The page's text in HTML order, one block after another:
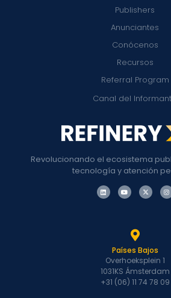
Revolucionando el ecosistema
tecnología y atención
Publishers
Anunciantes
Conócenos
Recursos
Referral Program
Canal del
Países Bajos
Overhoeksplein 1
1031KS Ámsterdam
+31 (06) 11 74 78 09